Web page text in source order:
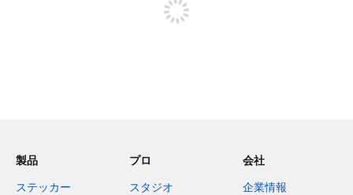
製品
ステッカー
プロ
スタジオ
会社
企業情報